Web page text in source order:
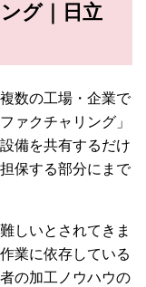
グ｜日立
数の工場・企業で
ァクチャリング」
備を共有するだけ
保する部分にまで
しいとされてきま
業に依存している
の加工ノウハウの